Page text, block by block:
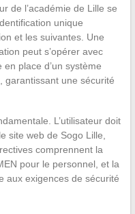
de l’académie de Lille se
unique
et les suivantes. Une
peut s’opérer avec
place d’un système
, garantissant une sécurité
L’utilisateur doit
site web de Sogo Lille,
comprennent la
pour le personnel, et la
aux exigences de sécurité